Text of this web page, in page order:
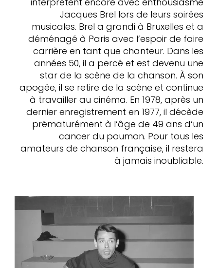
Jacques Brel lors de leurs soirées
musicales. Brel a grandi à Bruxelles et a
déménagé à Paris avec l‘espoir de faire
carrière en tant que chanteur. Dans les
années 50, il a percé et est devenu une
star de la scène de la chanson. À son
apogée, il se retire de la scène et continue
à travailler au cinéma. En 1978, après un
dernier enregistrement en 1977, il décède
prématurément à l‘âge de 49 ans d‘un
cancer du poumon. Pour tous les
amateurs de chanson française, il restera
à jamais inoubliable.